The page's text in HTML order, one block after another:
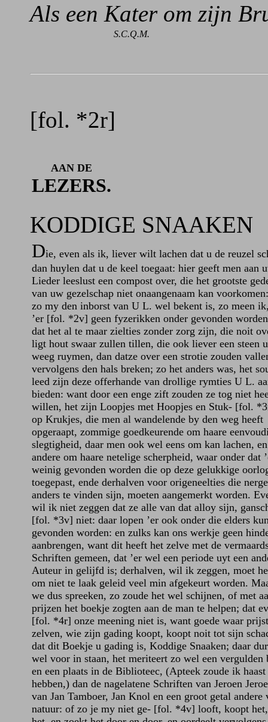
Als een Kater om zijn
S.C.Q.M.
[fol. *2r]
AAN DE
LEZERS.
KODDIGE SNAAKEN
Die, even als ik, liever wilt lachen dat u de reuzel
dan huylen dat u de keel toegaat: hier geeft men aan
Lieder leeslust een compost over, die het grootste
van uw gezelschap niet onaangenaam kan
zo my den inborst van U L. wel bekent is, zo meen
’er [fol. *2v] geen fyzerikken onder gevonden
dat het al te maar zielties zonder zorg zijn, die noit
ligt hout swaar zullen tillen, die ook liever een steen
weeg ruymen, dan datze over een strotie zouden
vervolgens den hals breken; zo het anders was, het
leed zijn deze offerhande van drollige rymties U L.
bieden: want door een enge zift zouden ze tog niet
willen, het zijn Loopjes met Hoopjes en Stuk- [fol.
op Krukjes, die men al wandelende by den weg heeft
opgeraapt, zommige goedkeurende om haare
slegtigheid, daar men ook wel eens om kan lachen, en
andere om haare netelige scherpheid, waar onder dat
weinig gevonden worden die op deze gelukkige
toegepast, ende derhalven voor origeneelties die
anders te vinden sijn, moeten aangemerkt worden.
wil ik niet zeggen dat ze alle van dat alloy sijn,
[fol. *3v] niet: daar lopen ’er ook onder die elders
gevonden worden: en zulks kan ons werkje geen
aanbrengen, want dit heeft het zelve met de
Schriften gemeen, dat ’er wel een periode uyt een
Auteur in gelijfd is; derhalven, wil ik zeggen, moet
om niet te laak geleid veel min afgekeurt worden.
we dus spreeken, zo zoude het wel schijnen, of met
prijzen het boekje zogten aan de man te helpen; dat
[fol. *4r] onze meening niet is, want goede waar
zelven, wie zijn gading koopt, koopt noit tot sijn
dat dit Boekje u gading is, Koddige Snaaken; daar
wel voor in staan, het meriteert zo wel een vergulden
en een plaats in de Biblioteec, (Apteek zoude ik haast
hebben,) dan de nagelatene Schriften van Jeroen
van Jan Tamboer, Jan Knol en een groot getal andere
natuur: of zo je my niet ge- [fol. *4v] looft, koopt